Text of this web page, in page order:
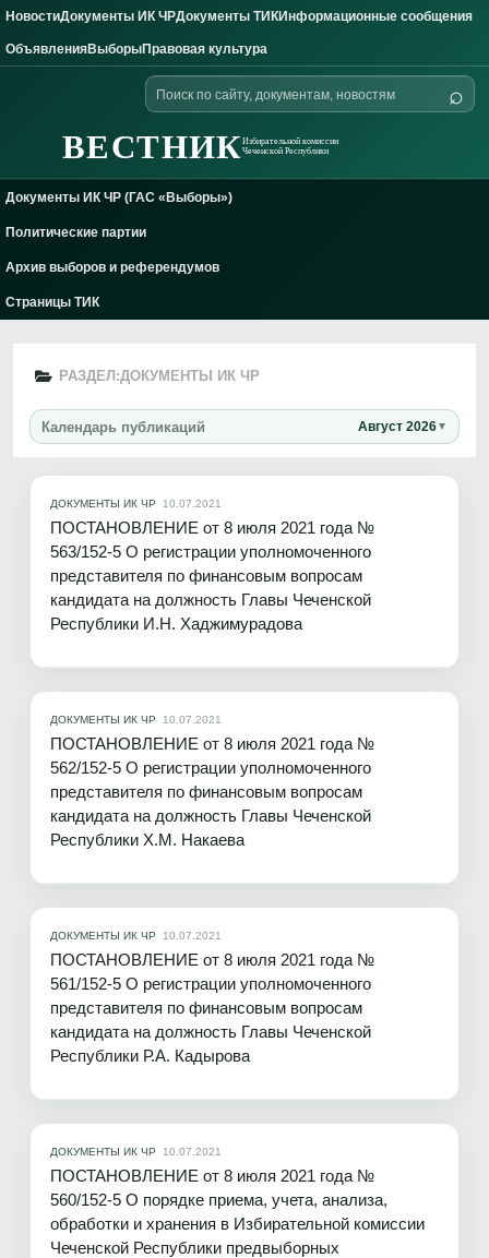
Skip to content
НовостиДокументы ИК ЧРДокументы ТИКИнформационные сообщения
ОбъявленияВыборыПравовая культура
ВЕСТНИКИзбирательной комиссии
Чеченской Республики
Поиск
по
⌕
Документы ИК ЧР (ГАС «Выборы»)
Политические партии
Архив выборов и референдумов
Страницы ТИК
РАЗДЕЛ:ДОКУМЕНТЫ ИК ЧР
Календарь публикаций Август 2026
ДОКУМЕНТЫ ИК ЧР 10.07.2021
ПОСТАНОВЛЕНИЕ от 8 июля 2021 года №
563/152-5 О регистрации уполномоченного
представителя по финансовым вопросам
кандидата на должность Главы Чеченской
Республики И.Н. Хаджимурадова
ДОКУМЕНТЫ ИК ЧР 10.07.2021
ПОСТАНОВЛЕНИЕ от 8 июля 2021 года №
562/152-5 О регистрации уполномоченного
представителя по финансовым вопросам
кандидата на должность Главы Чеченской
Республики Х.М. Накаева
ДОКУМЕНТЫ ИК ЧР 10.07.2021
ПОСТАНОВЛЕНИЕ от 8 июля 2021 года №
561/152-5 О регистрации уполномоченного
представителя по финансовым вопросам
кандидата на должность Главы Чеченской
Республики Р.А. Кадырова
ДОКУМЕНТЫ ИК ЧР 10.07.2021
ПОСТАНОВЛЕНИЕ от 8 июля 2021 года №
560/152-5 О порядке приема, учета, анализа,
обработки и хранения в Избирательной комиссии
Чеченской Республики предвыборных